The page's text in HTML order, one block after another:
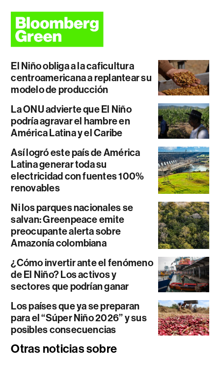
El Niño obliga a la caficultura
centroamericana a replantear su
modelo de producción
La ONU advierte que El Niño
podría agravar el hambre en
América Latina y el Caribe
Así logró este país de América
Latina generar toda su
electricidad con fuentes 100%
renovables
Ni los parques nacionales se
salvan: Greenpeace emite
preocupante alerta sobre
Amazonía colombiana
¿Cómo invertir ante el fenómeno
de El Niño? Los activos y
sectores que podrían ganar
Los países que ya se preparan
para el “Súper Niño 2026” y sus
posibles consecuencias
Otras noticias sobre